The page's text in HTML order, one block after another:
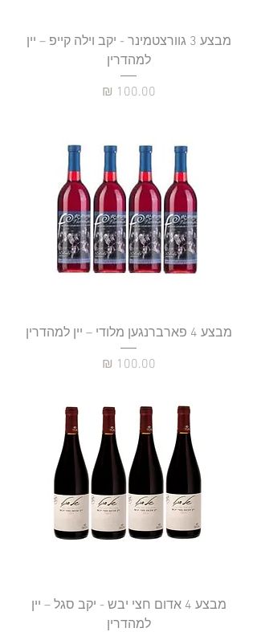
מבצע 3 גוורצטמינר - יקב וילה קייפ – יין
למהדרין
מחיר
מבצע 4 פארברנגען מלודי – יין למהדרין
מחיר
מבצע 4 אדום חצי יבש - יקב סגל – יין
למהדרין